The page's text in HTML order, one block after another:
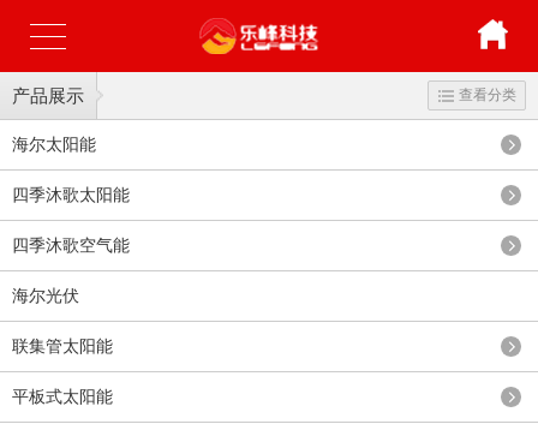
产品展示 查看分类
海尔太阳能
四季沐歌太阳能
四季沐歌空气能
海尔光伏
联集管太阳能
平板式太阳能